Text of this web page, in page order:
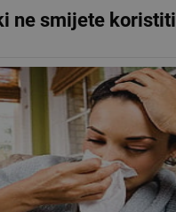
ne smijete